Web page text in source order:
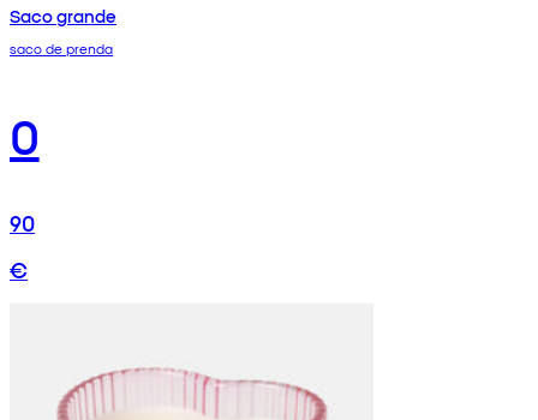
Saco grande
saco de prenda
0
90
€